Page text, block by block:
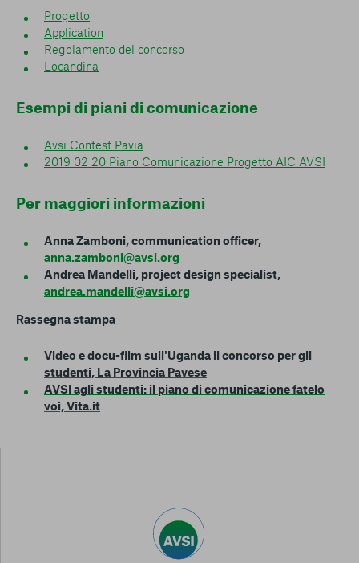
Progetto
Application
Regolamento del concorso
Locandina
Esempi di piani di comunicazione
Avsi Contest Pavia
2019 02 20 Piano Comunicazione Progetto AIC AVSI
Per maggiori informazioni
Anna Zamboni, communication officer,
anna.zamboni@avsi.org
Andrea Mandelli, project design specialist,
andrea.mandelli@avsi.org
Rassegna stampa
Video e docu-film sull'Uganda il concorso per gli
studenti, La Provincia Pavese
AVSI agli studenti: il piano di comunicazione fatelo
voi, Vita.it